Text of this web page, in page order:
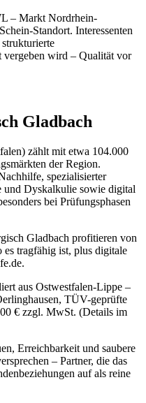
– Markt Nordrhein-
Standort. Interessenten
vergeben wird – Qualität vor
Gladbach
zählt mit etwa 104.000
der Region.
spezialisierter
und Dyskalkulie sowie digital
bei Prüfungsphasen
Gladbach profitieren von
tragfähig ist, plus digitale
aus Ostwestfalen-Lippe –
TÜV-geprüfte
€ zzgl. MwSt. (Details im
Erreichbarkeit und saubere
– Partner, die das
auf als reine